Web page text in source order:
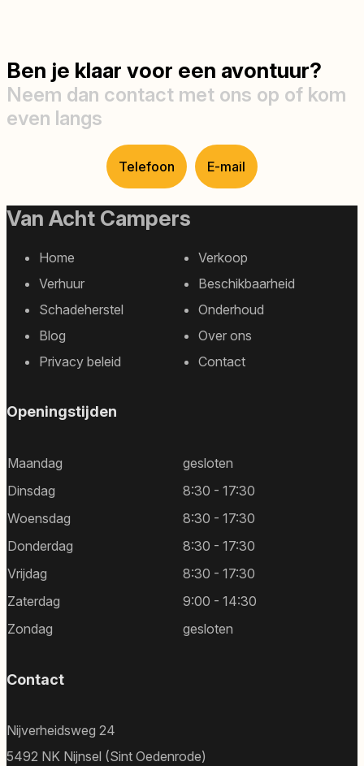
Ben je klaar voor een avontuur?
Neem dan contact met ons op of kom
even langs
Telefoon E-mail
Van Acht Campers
Footer
sitemap
Home
Verkoop
Verhuur
Beschikbaarheid
Schadeherstel
Onderhoud
Blog
Over ons
Privacy beleid
Contact
Openingstijden
Maandag
gesloten
Dinsdag
8:30 - 17:30
Woensdag
8:30 - 17:30
Donderdag
8:30 - 17:30
Vrijdag
8:30 - 17:30
Zaterdag
9:00 - 14:30
Zondag
gesloten
Contact
Nijverheidsweg 24
5492 NK Nijnsel (Sint Oedenrode)